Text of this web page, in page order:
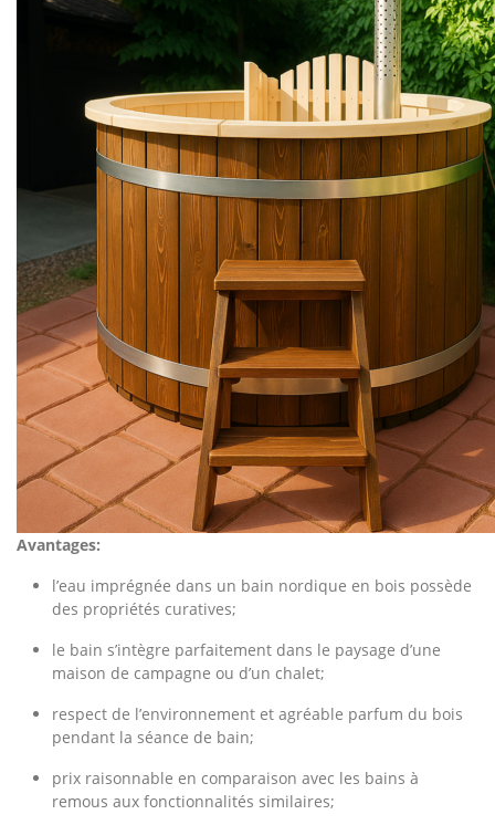
Avantages:
l’eau imprégnée dans un bain nordique en bois possède
des propriétés curatives;
le bain s’intègre parfaitement dans le paysage d’une
maison de campagne ou d’un chalet;
respect de l’environnement et agréable parfum du bois
pendant la séance de bain;
prix raisonnable en comparaison avec les bains à
remous aux fonctionnalités similaires;